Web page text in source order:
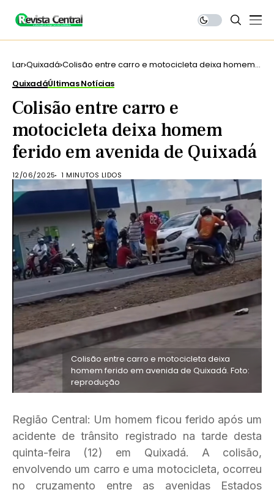
Lar Quixadá Colisão entre carro e motocicleta deixa homem
QuixadáÚltimas Notícias
Colisão entre carro e
motocicleta deixa homem
ferido em avenida de Quixadá
12/06/2025 1 MINUTOS LIDOS
Colisão entre carro e motocicleta deixa
homem ferido em avenida de Quixadá. Foto:
reprodução
Região Central: Um homem ficou ferido após um
acidente de trânsito registrado na tarde desta
quinta-feira (12) em Quixadá. A colisão,
envolvendo um carro e uma motocicleta, ocorreu
no cruzamento entre as avenidas Estados